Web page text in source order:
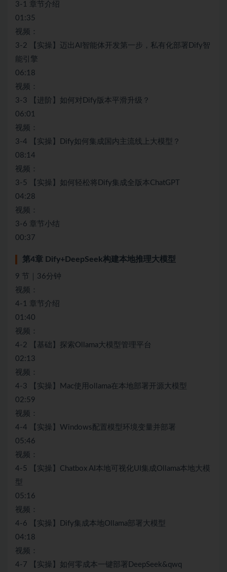
3-1 章节介绍
01:35
视频：
3-2 【实操】迈出AI智能体开发第一步，私有化部署Dify智
能引擎
06:18
视频：
3-3 【进阶】如何对Dify版本平滑升级？
06:01
视频：
3-4 【实操】Dify如何集成国内主流线上大模型？
08:14
视频：
3-5 【实操】如何轻松将Dify集成全版本ChatGPT
04:28
视频：
3-6 章节小结
00:37
第4章 Dify+DeepSeek构建本地推理大模型
9 节｜36分钟
视频：
4-1 章节介绍
01:40
视频：
4-2 【基础】探索Ollama大模型管理平台
02:13
视频：
4-3 【实操】Mac使用ollama在本地部署开源大模型
02:59
视频：
4-4 【实操】Windows配置模型环境变量并部署
05:46
视频：
4-5 【实操】Chatbox AI本地可视化UI集成Ollama本地大模
型
05:16
视频：
4-6 【实操】Dify集成本地Ollama部署大模型
04:18
视频：
4-7 【实操】如何零成本一键部署DeepSeek&qwq